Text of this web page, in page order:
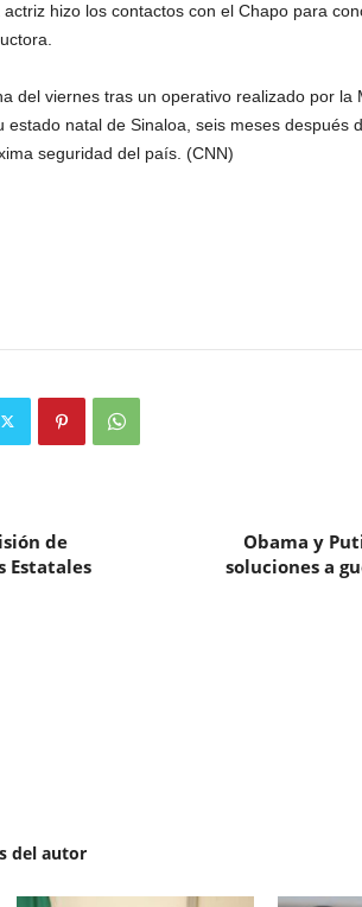
hizo los contactos con el Chapo para
del viernes tras un operativo realizado por la
estado natal de Sinaloa, seis meses después
seguridad del país. (CNN)
de
Estatales
Obama y
soluciones a
del autor